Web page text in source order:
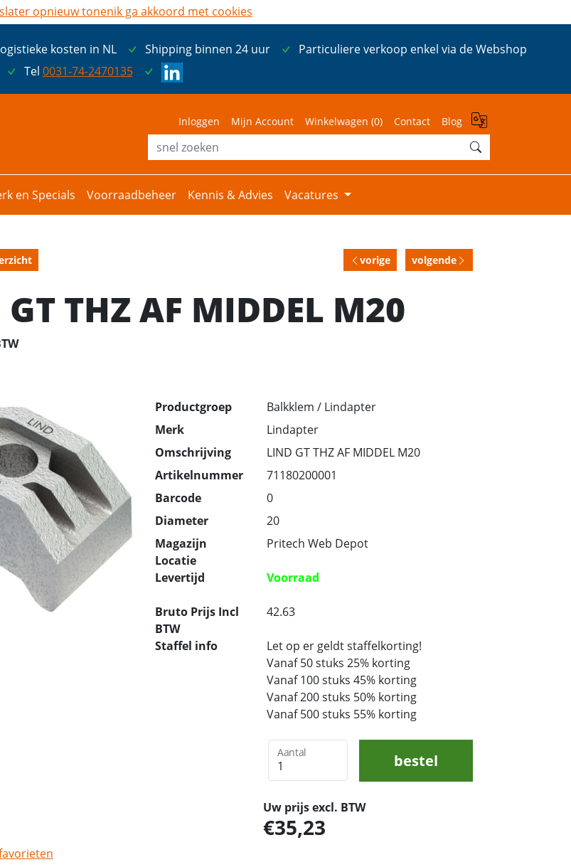
kosten in NL Shipping binnen 24 uur
Particuliere verkoop enkel via de Webshop
Tel 0031-74-2470135
Inloggen Mijn Account Winkelwagen (0) Contact Blog
en Specials Voorraadbeheer Kennis & Advies Vacatures
vorige volgende
THZ AF MIDDEL M20
Productgroep
Balkklem / Lindapter
Merk
Lindapter
Omschrijving
LIND GT THZ AF MIDDEL M20
Artikelnummer
71180200001
Barcode
0
Diameter
20
Magazijn
Locatie
Pritech Web Depot
Levertijd Voorraad
Bruto Prijs Incl
BTW
42.63
Staffel info
Let op er geldt staffelkorting!
Vanaf 50 stuks 25% korting
Vanaf 100 stuks 45% korting
Vanaf 200 stuks 50% korting
Vanaf 500 stuks 55% korting
Aantal bestel
Uw prijs excl. BTW
35,23
later opnieuw tonenik ga akkoord met cookies